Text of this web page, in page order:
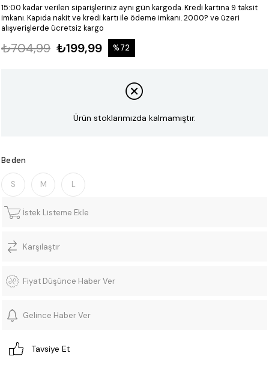
15:00 kadar verilen siparişleriniz aynı gün kargoda.Kredi kartına 9 taksit
imkanı.Kapıda nakit ve kredi kartı ile ödeme imkanı.2000? ve üzeri
alışverişlerde ücretsiz kargo
₺704,99 ₺199,99 %72
Ürün stoklarımızda kalmamıştır.
Beden
S M L
İstek Listeme Ekle
Karşılaştır
Fiyat Düşünce Haber Ver
Gelince Haber Ver
Tavsiye Et